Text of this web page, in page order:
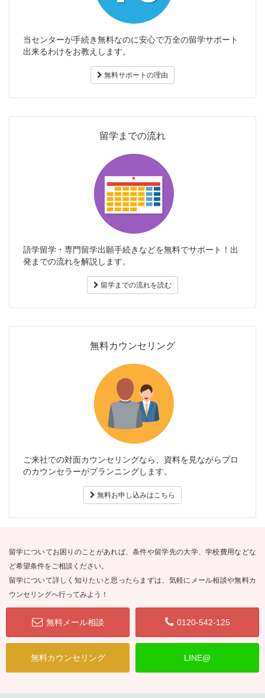
当センターが手続き無料なのに安心で万全の留学サポート
出来るわけをお教えします。
無料サポートの理由
留学までの流れ
語学留学・専門留学出願手続きなどを無料でサポート！出
発までの流れを解説します。
留学までの流れを読む
無料カウンセリング
ご来社での対面カウンセリングなら、資料を見ながらプロ
のカウンセラーがプランニングします。
無料お申し込みはこちら
留学についてお困りのことがあれば、条件や留学先の大学、学校費用などな
ど希望条件をご相談ください。
留学について詳しく知りたいと思ったらまずは、気軽にメール相談や無料カ
ウンセリングへ行ってみよう！
無料メール相談 0120-542-125
無料カウンセリング LINE@